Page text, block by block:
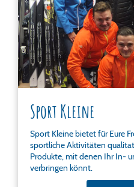
Sport Kleine
Sport Kleine bietet für Eure
sportliche Aktivitäten
Produkte, mit denen Ihr In-
verbringen könnt.